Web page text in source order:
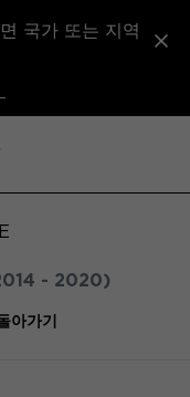
국가 또는 지역
- 2020)
아가기